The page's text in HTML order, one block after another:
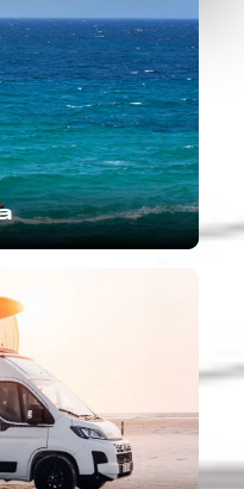
werden nur die
gesetzt, die für
und die
erforderlich sind.